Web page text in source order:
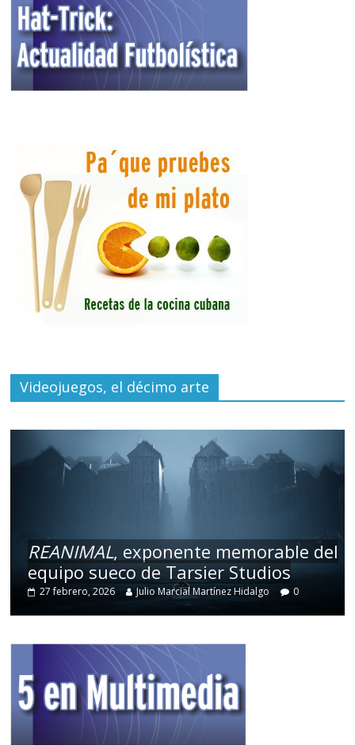
Videojuegos, el décimo arte
REANIMAL, exponente memorable del
equipo sueco de Tarsier Studios
27 febrero, 2026 Julio Marcial Martínez Hidalgo 0